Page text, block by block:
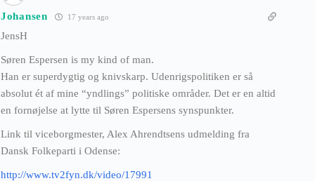
Johansen 17 years ago
JensH
Søren Espersen is my kind of man.
Han er superdygtig og knivskarp. Udenrigspolitiken er så
absolut ét af mine “yndlings” politiske områder. Det er en altid
en fornøjelse at lytte til Søren Espersens synspunkter.
Link til viceborgmester, Alex Ahrendtsens udmelding fra
Dansk Folkeparti i Odense:
http://www.tv2fyn.dk/video/17991